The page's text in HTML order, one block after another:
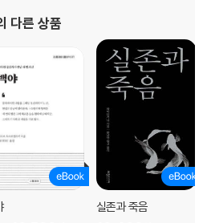
이미지는 도스토옙스키에
다른 상품
실존과 죽음